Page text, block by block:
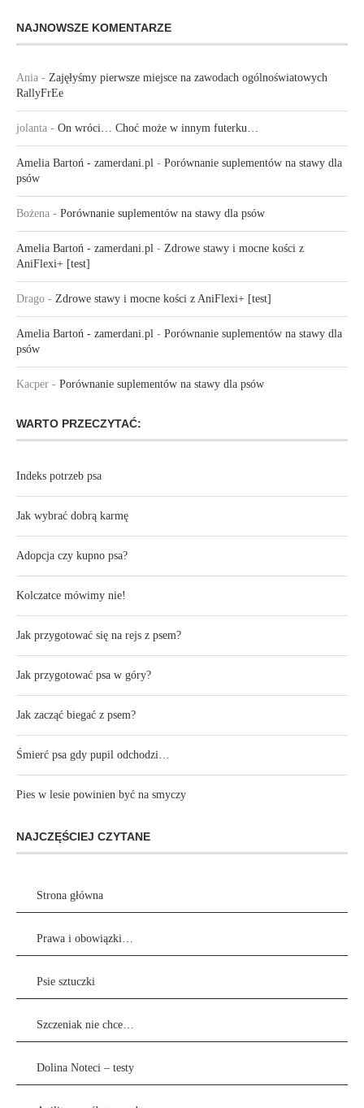
NAJNOWSZE KOMENTARZE
Ania - Zajęłyśmy pierwsze miejsce na zawodach ogólnoświatowych
RallyFrEe
jolanta - On wróci… Choć może w innym futerku…
Amelia Bartoń - zamerdani.pl - Porównanie suplementów na stawy dla
psów
Bożena - Porównanie suplementów na stawy dla psów
Amelia Bartoń - zamerdani.pl - Zdrowe stawy i mocne kości z
AniFlexi+ [test]
Drago - Zdrowe stawy i mocne kości z AniFlexi+ [test]
Amelia Bartoń - zamerdani.pl - Porównanie suplementów na stawy dla
psów
Kacper - Porównanie suplementów na stawy dla psów
WARTO PRZECZYTAĆ:
Indeks potrzeb psa
Jak wybrać dobrą karmę
Adopcja czy kupno psa?
Kolczatce mówimy nie!
Jak przygotować się na rejs z psem?
Jak przygotować psa w góry?
Jak zacząć biegać z psem?
Śmierć psa gdy pupil odchodzi…
Pies w lesie powinien być na smyczy
NAJCZĘŚCIEJ CZYTANE
Strona główna
Prawa i obowiązki…
Psie sztuczki
Szczeniak nie chce…
Dolina Noteci – testy